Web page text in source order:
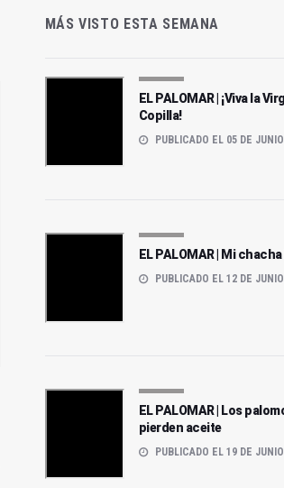
MÁS VISTO ESTA SEMANA
EL PALOMAR | ¡Viva la
Copilla!
PUBLICADO EL 05 DE
EL PALOMAR | Mi
PUBLICADO EL 12 DE
EL PALOMAR | Los
pierden aceite
PUBLICADO EL 19 DE